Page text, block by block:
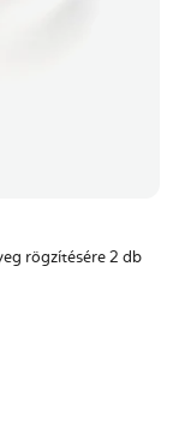
rögzítésére 2 db